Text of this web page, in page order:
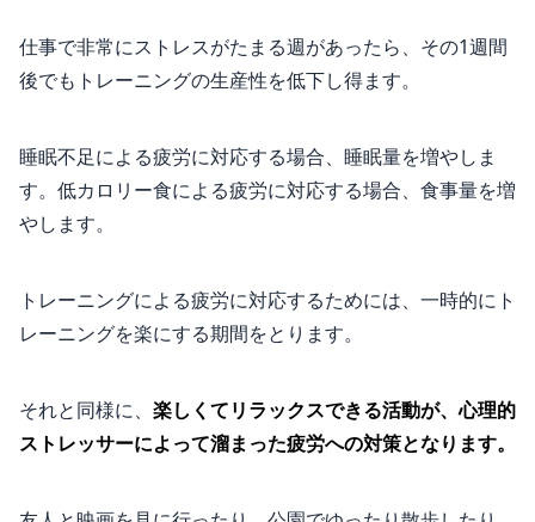
仕事で非常にストレスがたまる週があったら、その1週間
後でもトレーニングの生産性を低下し得ます。
睡眠不足による疲労に対応する場合、睡眠量を増やしま
す。低カロリー食による疲労に対応する場合、食事量を増
やします。
トレーニングによる疲労に対応するためには、一時的にト
レーニングを楽にする期間をとります。
それと同様に、 楽しくてリラックスできる活動が、心理的
ストレッサーによって溜まった疲労への対策となります。